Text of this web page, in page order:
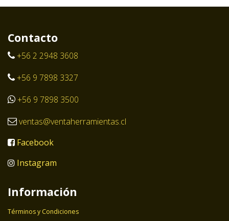
Contacto
+56 2 2948 3608
+56 9 7898 3327
+56 9 7898 3500
ventas@ventaherramientas.cl
Facebook
Instagram
Información
Términos y Condiciones